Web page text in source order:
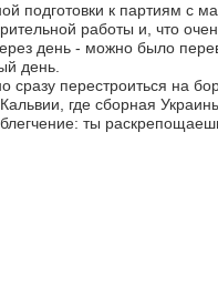
подготовки к партиям с
работы и, что
день - можно было
день.
перестроиться на
где сборная
ты